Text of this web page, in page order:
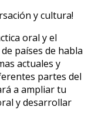
y cultura!
oral y el
países de habla
actuales y
partes del
a ampliar tu
y desarrollar